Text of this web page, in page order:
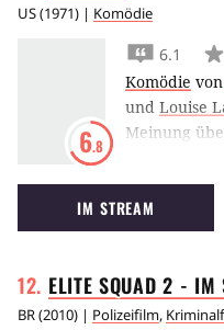
US(1971) | Komödie
6.8
6.1
Komödie von
und Louise
Meinung
über den
wie das
Angefangen
harmlosen
IM STREAM
ELITE SQUAD 2 - IM
BR(2010) | Polizeifilm,